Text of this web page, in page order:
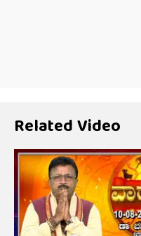
Related Video